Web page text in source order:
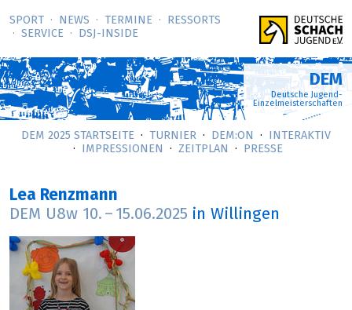
SPORT NEWS TERMINE
RESSORTS
SERVICE
DSJ-­INSIDE
DEM
Deutsche Jugend-
Einzelmeisterschaften
DEM 2025 STARTSEITE TURNIER DEM:ON
INTERAKTIV
IMPRESSIONEN
ZEITPLAN PRESSE
Lea Renzmann
DEM U8w 10. – 15.06.2025 in Willingen